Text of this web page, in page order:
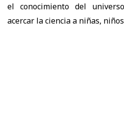
el conocimiento del
acercar la ciencia a niñas,